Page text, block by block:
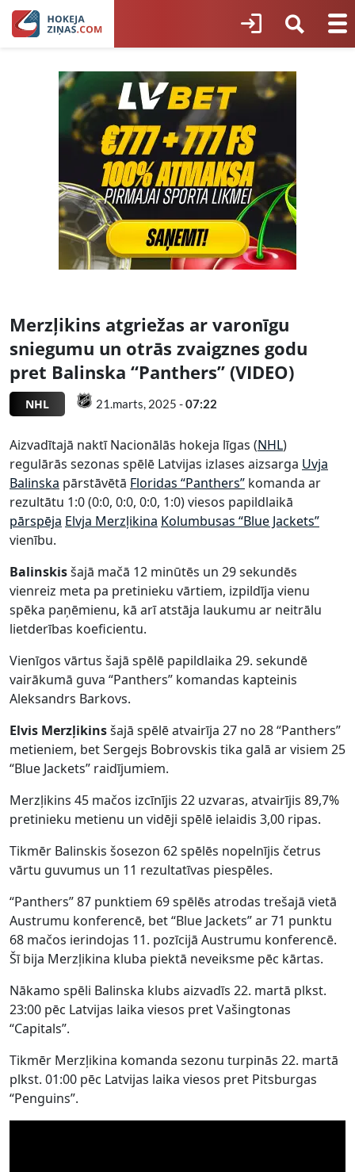
Merzļikins atgriežas ar varonīgu
sniegumu un otrās zvaigznes godu
pret Balinska “Panthers” (VIDEO)
NHL 21.marts, 2025 -07:22
Aizvadītajā naktī Nacionālās hokeja līgas (NHL)
regulārās sezonas spēlē Latvijas izlases aizsarga Uvja
Balinska pārstāvētā Floridas “Panthers” komanda ar
rezultātu 1:0 (0:0, 0:0, 0:0, 1:0) viesos papildlaikā
pārspēja Elvja Merzļikina Kolumbusas “Blue Jackets”
vienību.
Balinskisšajā mačā 12 minūtēs un 29 sekundēs
vienreiz meta pa pretinieku vārtiem, izpildīja vienu
spēka paņēmienu, kā arī atstāja laukumu ar neitrālu
lietderības koeficientu.
Vienīgos vārtus šajā spēlē papildlaika 29. sekundē
vairākumā guva “Panthers” komandas kapteinis
Aleksandrs Barkovs.
Elvis Merzļikinsšajā spēlē atvairīja 27 no 28 “Panthers”
metieniem, bet Sergejs Bobrovskis tika galā ar visiem 25
“Blue Jackets” raidījumiem.
Merzļikins 45 mačos izcīnījis 22 uzvaras, atvairījis 89,7%
pretinieku metienu un vidēji spēlē ielaidis 3,00 ripas.
Tikmēr Balinskis šosezon 62 spēlēs nopelnījis četrus
vārtu guvumus un 11 rezultatīvas piespēles.
“Panthers” 87 punktiem 69 spēlēs atrodas trešajā vietā
Austrumu konferencē, bet “Blue Jackets” ar 71 punktu
68 mačos ierindojas 11. pozīcijā Austrumu konferencē.
Šī bija Merzļikina kluba piektā neveiksme pēc kārtas.
Nākamo spēli Balinska klubs aizvadīs 22. martā plkst.
23:00 pēc Latvijas laika viesos pret Vašingtonas
“Capitals”.
Tikmēr Merzļikina komanda sezonu turpinās 22. martā
plkst. 01:00 pēc Latvijas laika viesos pret Pitsburgas
“Penguins”.